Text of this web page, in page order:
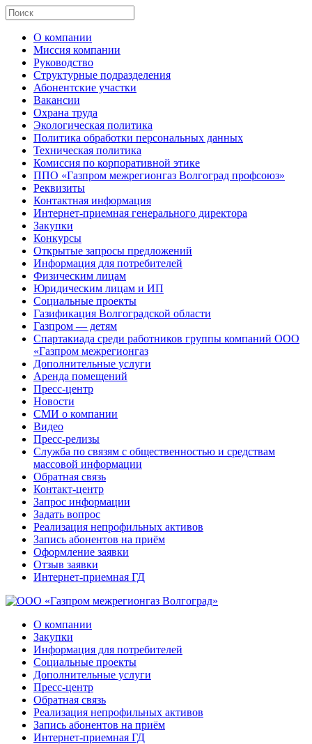
О компании
Миссия компании
Руководство
Структурные подразделения
Абонентские участки
Вакансии
Охрана труда
Экологическая политика
Политика обработки персональных данных
Техническая политика
Комиссия по корпоративной этике
ППО «Газпром межрегионгаз Волгоград профсоюз»
Реквизиты
Контактная информация
Интернет-приемная генерального директора
Закупки
Конкурсы
Открытые запросы предложений
Информация для потребителей
Физическим лицам
Юридическим лицам и ИП
Социальные проекты
Газификация Волгоградской области
Газпром — детям
Спартакиада среди работников группы компаний ООО
«Газпром межрегионгаз
Дополнительные услуги
Аренда помещений
Пресс-центр
Новости
СМИ о компании
Видео
Пресс-релизы
Служба по связям с общественностью и средствам
массовой информации
Обратная связь
Контакт-центр
Запрос информации
Задать вопрос
Реализация непрофильных активов
Запись абонентов на приём
Оформление заявки
Отзыв заявки
Интернет-приемная ГД
О компании
Закупки
Информация для потребителей
Социальные проекты
Дополнительные услуги
Пресс-центр
Обратная связь
Реализация непрофильных активов
Запись абонентов на приём
Интернет-приемная ГД